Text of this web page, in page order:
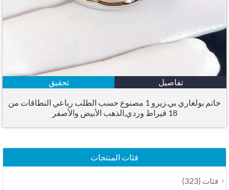
تفاصيل تحقيق
خاتم بولغاري بي.زيرو 1 مصنوع حسب الطلب رباعي النطاقات من
18 قيراط وردي,الذهب الأبيض والأصفر
فئات المنتجات
فئات(323)